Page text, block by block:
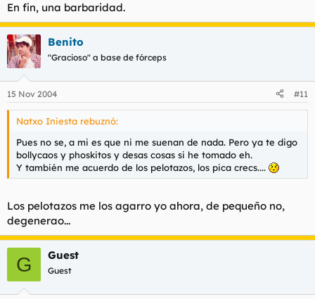
En fin, una barbaridad.
Benito
"Gracioso" a base de fórceps
15 Nov 2004 #11
Natxo Iniesta rebuznó:
Pues no se, a mi es que ni me suenan de nada. Pero ya te digo
bollycaos y phoskitos y desas cosas si he tomado eh.
Y también me acuerdo de los pelotazos, los pica crecs....
Los pelotazos me los agarro yo ahora, de pequeño no,
degenerao...
G Guest
Guest